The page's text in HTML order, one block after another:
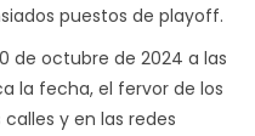
puestos de playoff.
de octubre de 2024 a las
la fecha, el fervor de los
y en las redes